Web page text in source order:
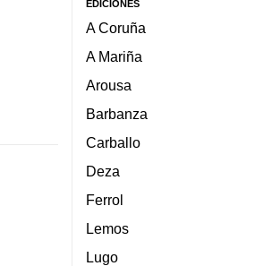
EDICIONES
A Coruña
A Mariña
Arousa
Barbanza
Carballo
Deza
Ferrol
Lemos
Lugo